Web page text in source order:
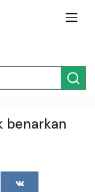
benarkan